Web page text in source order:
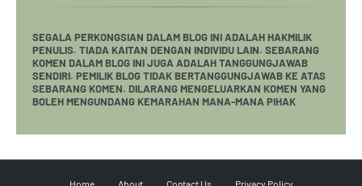
SEGALA PERKONGSIAN DALAM BLOG INI ADALAH HAKMILIK
PENULIS. TIADA KAITAN DENGAN INDIVIDU LAIN. SEBARANG
KOMEN DALAM BLOG INI JUGA ADALAH TANGGUNGJAWAB
SENDIRI. PEMILIK BLOG TIDAK BERTANGGUNGJAWAB KE ATAS
SEBARANG KOMEN. DILARANG MENGELUARKAN KOMEN YANG
BOLEH MENGUNDANG KEMARAHAN MANA-MANA PIHAK
Home About Contact Us Privacy Policy